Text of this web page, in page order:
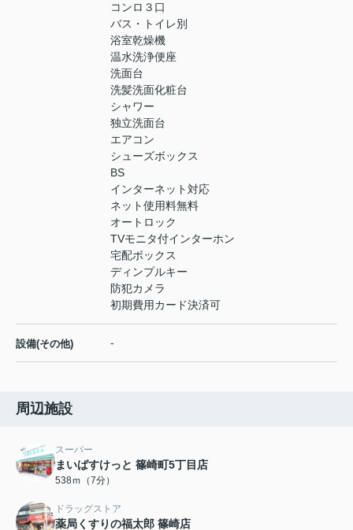
コンロ３口
バス・トイレ別
浴室乾燥機
温水洗浄便座
洗面台
洗髪洗面化粧台
シャワー
独立洗面台
エアコン
シューズボックス
BS
インターネット対応
ネット使用料無料
オートロック
TVモニタ付インターホン
宅配ボックス
ディンプルキー
防犯カメラ
初期費用カード決済可
設備(その他) -
周辺施設
スーパー
まいばすけっと 篠崎町5丁目店
538ｍ（7分）
ドラッグストア
薬局くすりの福太郎 篠崎店